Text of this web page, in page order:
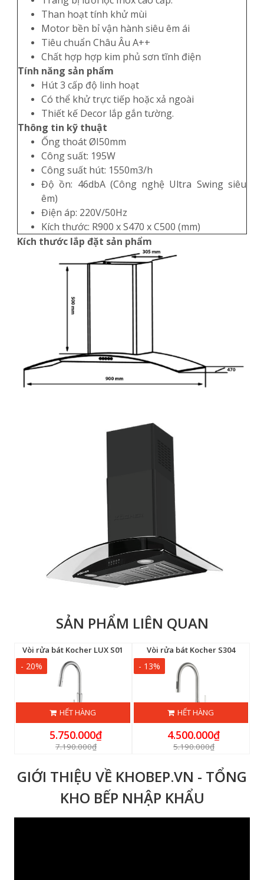
Than hoạt tính khử mùi
Motor bền bỉ vận hành siêu êm ái
Tiêu chuẩn Châu Âu A++
Chất hợp hợp kim phủ sơn tĩnh điện
Tính năng sản phẩm
Hút 3 cấp độ linh hoạt
Có thể khử trực tiếp hoặc xả ngoài
Thiết kế Decor lắp gắn tường.
Thông tin kỹ thuật
Ống thoát ØI50mm
Công suất: 195W
Công suất hút: 1550m3/h
Độ ồn: 46dbA (Công nghệ Ultra Swing siêu
êm)
Điện áp: 220V/50Hz
Kích thước: R900 x S470 x C500 (mm)
Kích thước lắp đặt sản phẩm
SẢN PHẨM LIÊN QUAN
Vòi rửa bát Kocher LUX S01
- 20%
HẾT HÀNG
5.750.000₫
7.190.000₫
Vòi rửa bát Kocher S304
- 13%
HẾT HÀNG
4.500.000₫
5.190.000₫
GIỚI THIỆU VỀ KHOBEP.VN - TỔNG
KHO BẾP NHẬP KHẨU